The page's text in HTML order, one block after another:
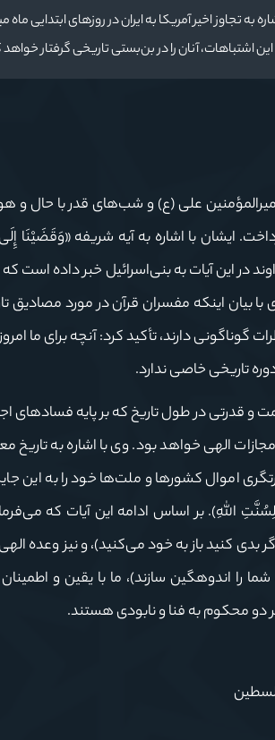
تجاوز اخیر آمریکا به ایران در روزهای ابتدایی ماه
اشتباهات، آنان را در بن‌بستی تاریخی گرفتار خواهد
علی (ع) و شب‌های قدر با حال
تفسیر آیات ابتدایی سوره مبارکه اسرا (آیات ۴ تا ۸) پرداخت. ایشان با اشاره به
در این آیات به بنی‌اسرائیل خبر داده است
بیان اینکه مفسران قرآن در مورد مصادیق
دارند، تأکید کرد: آنچه برای ما
تاریخی خاصی ندارد.
و قدرتی در طول تاریخ که بر پایه فسادهای
الهی خواهد بود. وی با اشاره به تاریخ
اموال کشورها و ملت‌ها خود را به این
اللَّهِ). بر اساس ادامه این آیات که
کنید باز به خود می‌کنید)، و نیز وعده
را اندوهگین سازند)، ما با یقین و
دو محکوم به فنا و نابودی هستند.